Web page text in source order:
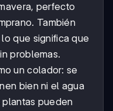
perfecto
También
que significa que
problemas.
un colador: se
bien ni el agua
plantas pueden